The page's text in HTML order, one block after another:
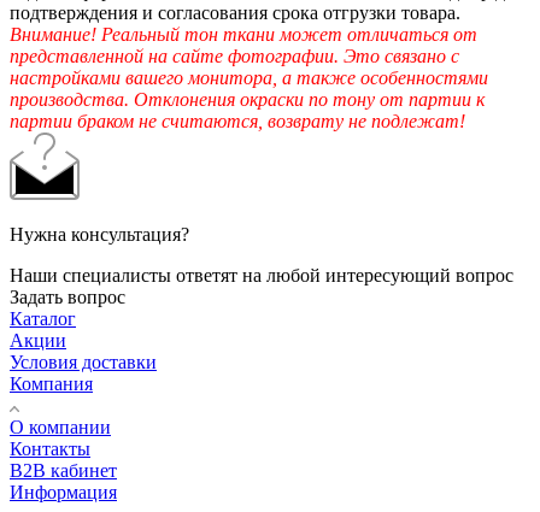
подтверждения и согласования срока отгрузки товара.
Внимание! Реальный тон ткани может отличаться от
представленной на сайте фотографии. Это связано с
настройками вашего монитора, а также особенностями
производства. Отклонения окраски по тону от партии к
партии браком не считаются, возврату не подлежат!
Нужна консультация?
Наши специалисты ответят на любой интересующий вопрос
Задать вопрос
Каталог
Акции
Условия доставки
Компания
О компании
Контакты
B2B кабинет
Информация